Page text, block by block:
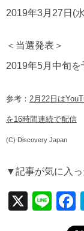
2019年3月27日(
＜当選発表＞
2019年5月中旬を
参考： 2月22日は
を16時間連続で配信
(C) Discovery Japan
▼記事が気に入
X
Li